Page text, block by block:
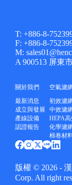
T: +886-8-
F: +886-8-
M:
A 900513 屏東
關於我們
最新消息
成立與發展
產線設備
認證報告
空氣濾
初效濾
中效濾
HEPA
化學濾
棉卷材
版權 © 2026 -
Corp. All right